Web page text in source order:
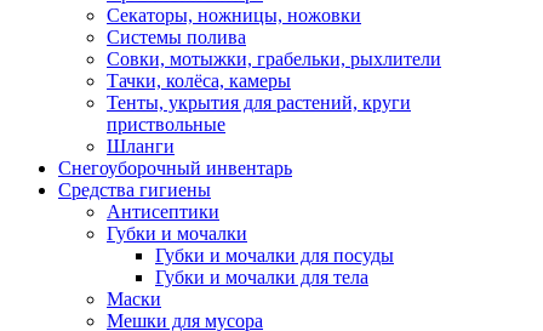
Секаторы, ножницы, ножовки
Системы полива
Совки, мотыжки, грабельки, рыхлители
Тачки, колёса, камеры
Тенты, укрытия для растений, круги
приствольные
Шланги
Снегоуборочный инвентарь
Средства гигиены
Антисептики
Губки и мочалки
Губки и мочалки для посуды
Губки и мочалки для тела
Маски
Мешки для мусора